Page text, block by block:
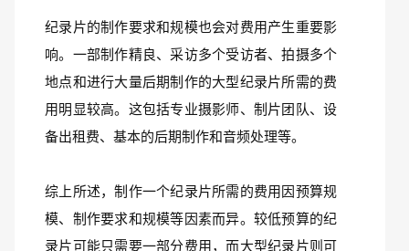
纪录片的制作要求和规模也会对费用产生重要影
响。一部制作精良、采访多个受访者、拍摄多个
地点和进行大量后期制作的大型纪录片所需的费
用明显较高。这包括专业摄影师、制片团队、设
备出租费、基本的后期制作和音频处理等。
综上所述，制作一个纪录片所需的费用因预算规
模、制作要求和规模等因素而异。较低预算的纪
录片可能只需要一部分费用，而大型纪录片则可